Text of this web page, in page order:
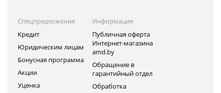
Спецпредложения
Кредит
Юридическим лицам
Бонусная программа
Акции
Уценка
Информация
Публичная оферта
Интернет-магазина
amd.by
Обращение в
гарантийный отдел
Обработка